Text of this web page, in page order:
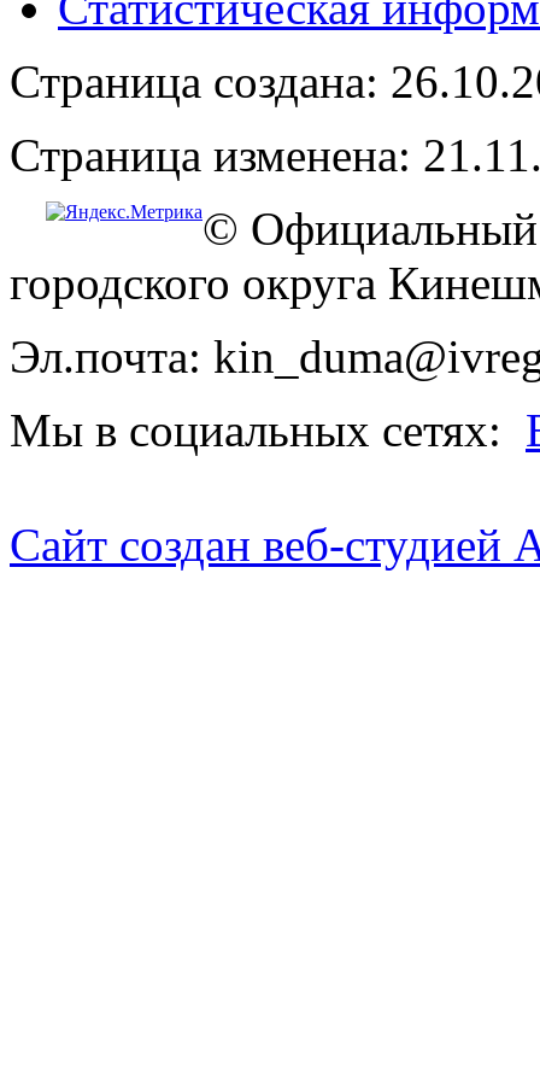
Страница создана:
Страница изменена:
© Официальный
городского округа
Эл.почта:
Мы в социальных сетях:
Сайт создан веб-студией